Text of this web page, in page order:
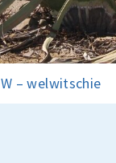
W – welwitschie